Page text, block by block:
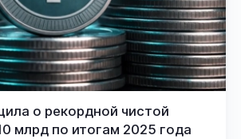
о рекордной чистой
млрд по итогам 2025 года